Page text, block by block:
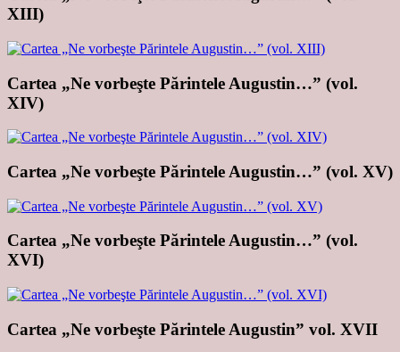
XIII)
Cartea „Ne vorbeşte Părintele Augustin…” (vol.
XIV)
Cartea „Ne vorbeşte Părintele Augustin…” (vol. XV)
Cartea „Ne vorbeşte Părintele Augustin…” (vol.
XVI)
Cartea „Ne vorbeşte Părintele Augustin” vol. XVII